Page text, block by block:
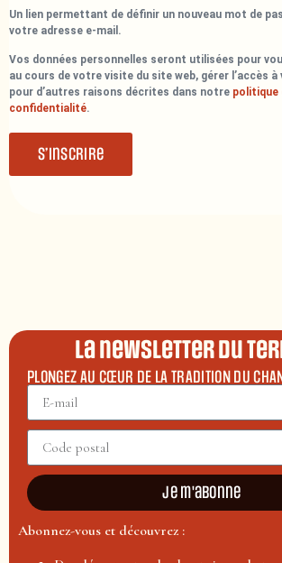
Un lien permettant de définir un nouveau mot de
votre adresse e-mail.
Vos données personnelles seront utilisées pour
au cours de votre visite du site web, gérer l’accès
pour d’autres raisons décrites dans notre politique
confidentialité.
S’inscrire
La newsletter du
PLONGEZ AU CŒUR DE LA TRADITION DU
Je m'abonne
Abonnez-vous et découvrez :